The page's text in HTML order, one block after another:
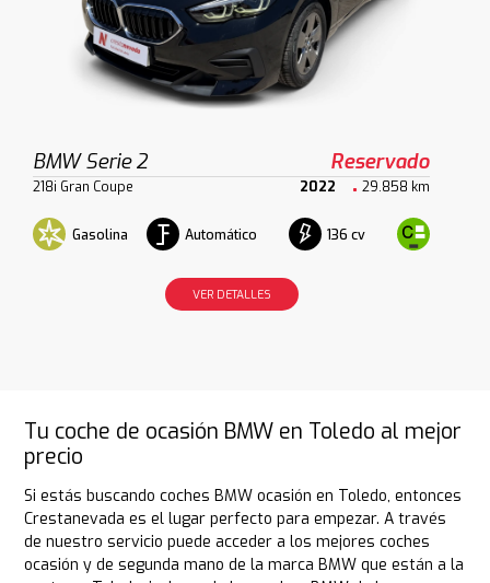
BMW Serie 2 Reservado
218i Gran Coupe 2022 29.858 km
Gasolina Automático 136 cv
VER DETALLES
Tu coche de ocasión BMW en Toledo al mejor
precio
Si estás buscando coches BMW ocasión en Toledo, entonces
Crestanevada es el lugar perfecto para empezar. A través
de nuestro servicio puede acceder a los mejores coches
ocasión y de segunda mano de la marca BMW que están a la